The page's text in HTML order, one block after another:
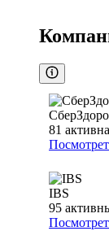
81
IBS
95